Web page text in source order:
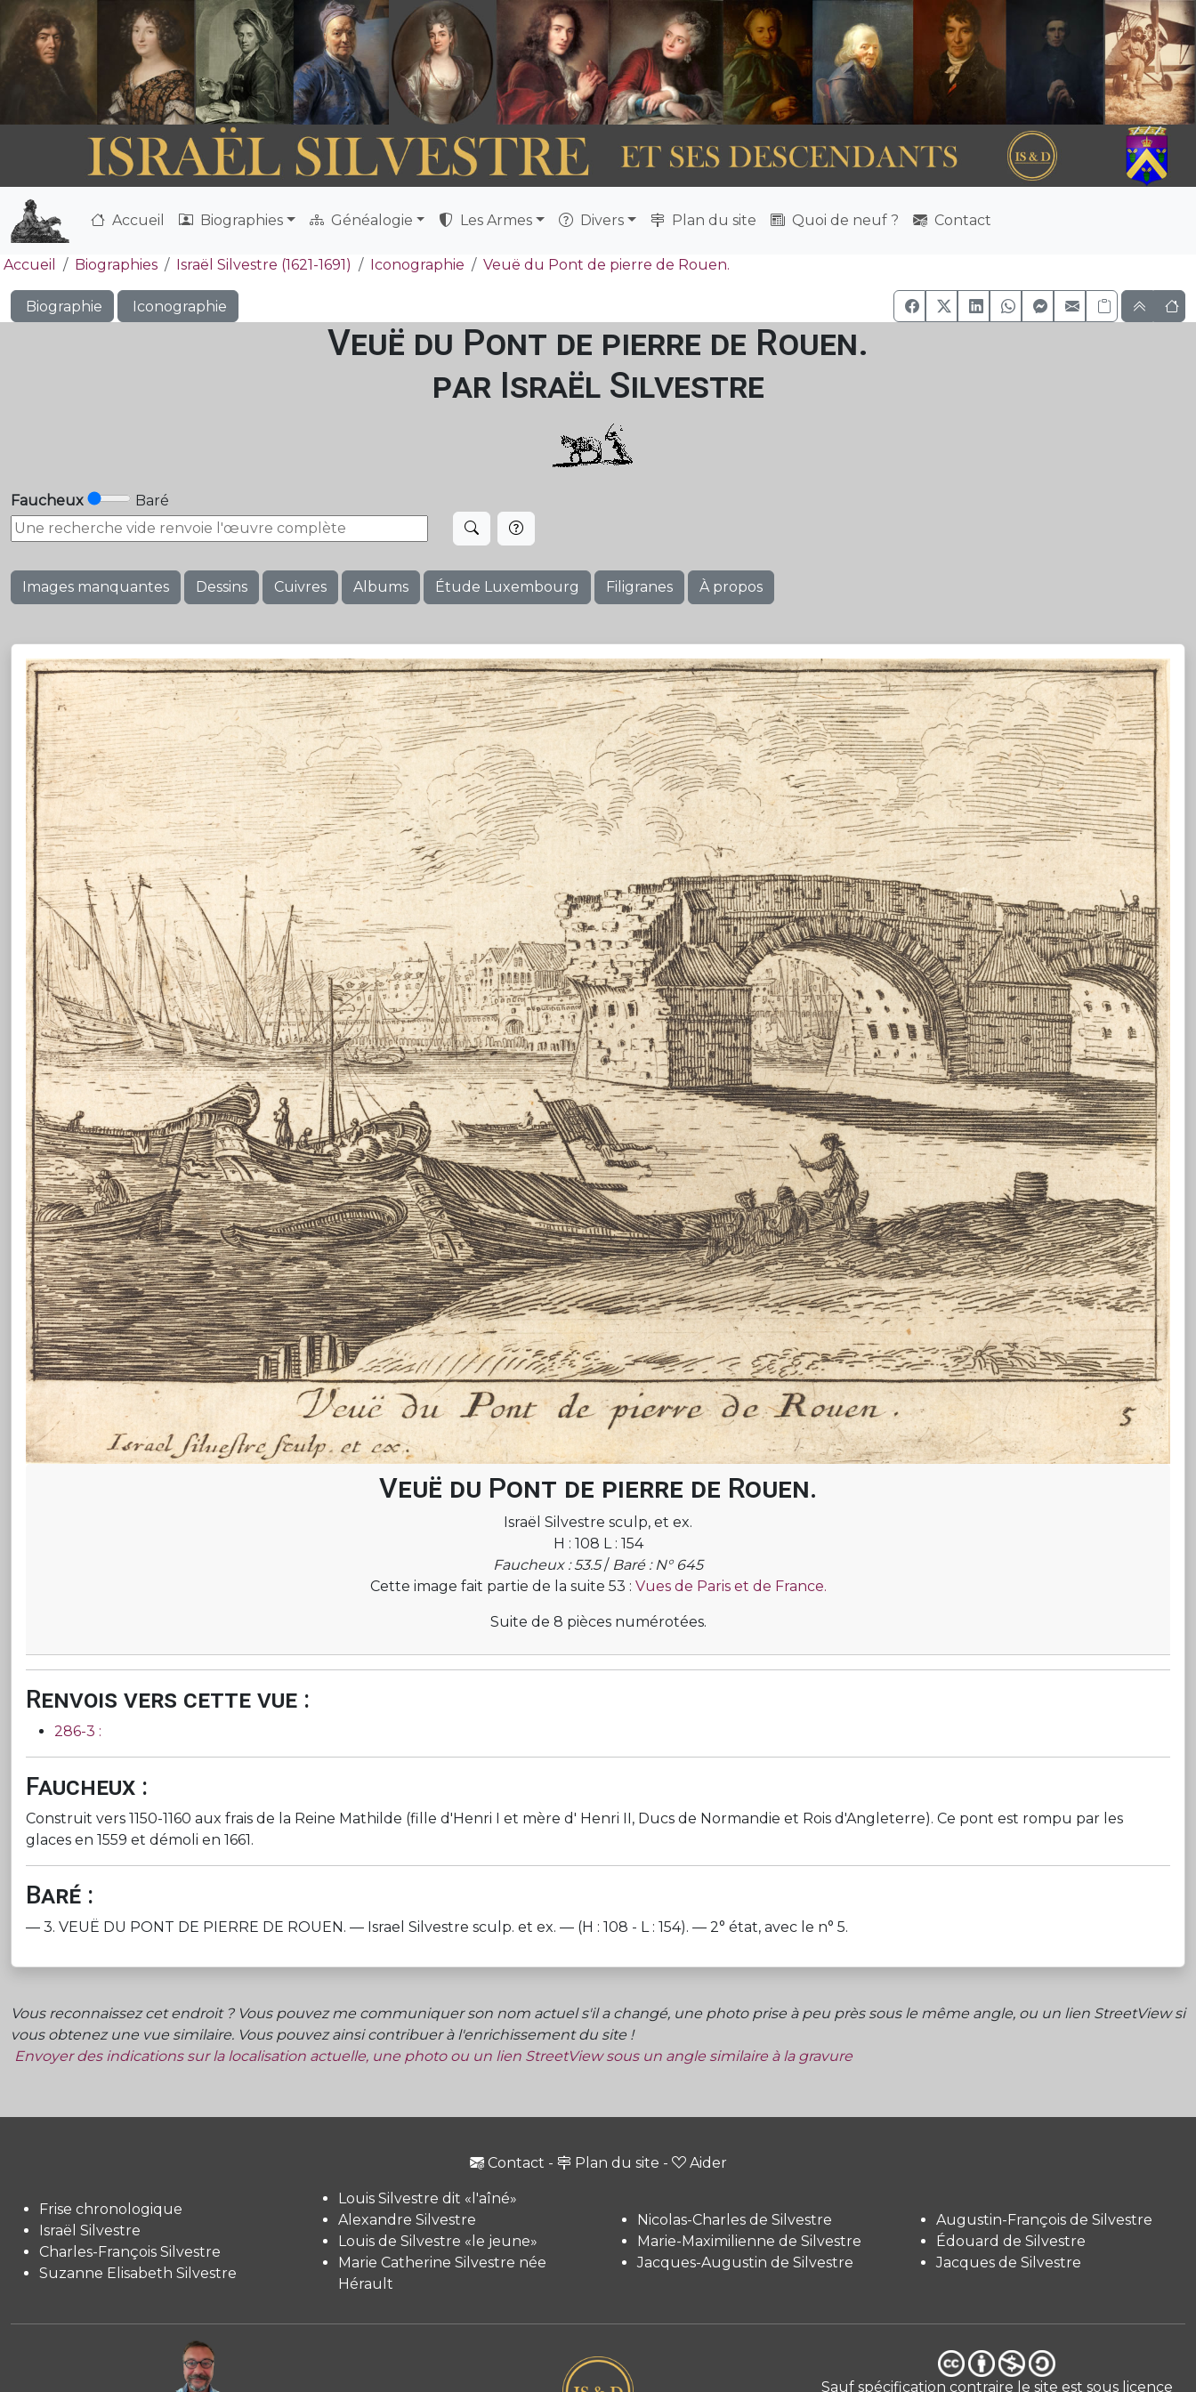
Accueil Biographies Généalogie Les Armes Divers Plan du site Quoi de neuf ? Contact
Accueil Biographies Israël Silvestre (1621-1691) Iconographie Veuë du Pont de pierre de Rouen.
Biographie Iconographie
Veuë du Pont de pierre de Rouen.
par Israël Silvestre
Faucheux Baré
Images manquantes Dessins Cuivres Albums Étude Luxembourg Filigranes À propos
Veuë du Pont de pierre de Rouen.
Israël Silvestre sculp, et ex.
H : 108 L : 154
Faucheux : 53.5/ Baré : N° 645
Cette image fait partie de la suite 53 : Vues de Paris et de France.
Suite de 8 pièces numérotées.
Renvois vers cette vue :
286-3 :
Faucheux :
Construit vers 1150-1160 aux frais de la Reine Mathilde (fille d'Henri I et mère d' Henri II, Ducs de Normandie et Rois d'Angleterre). Ce pont est rompu par les
glaces en 1559 et démoli en 1661.
Baré :
— 3. VEUË DU PONT DE PIERRE DE ROUEN. — Israel Silvestre sculp. et ex. — (H : 108 - L : 154). — 2° état, avec le n° 5.
Vous reconnaissez cet endroit ? Vous pouvez me communiquer son nom actuel s'il a changé, une photo prise à peu près sous le même angle, ou un lien StreetView si
vous obtenez une vue similaire. Vous pouvez ainsi contribuer à l'enrichissement du site !
Envoyer des indications sur la localisation actuelle, une photo ou un lien StreetView sous un angle similaire à la gravure
Contact - Plan du site - Aider
Frise chronologique
Israël Silvestre
Charles-François Silvestre
Suzanne Elisabeth Silvestre
Louis Silvestre dit «l'aîné»
Alexandre Silvestre
Louis de Silvestre «le jeune»
Marie Catherine Silvestre née
Hérault
Nicolas-Charles de Silvestre
Marie-Maximilienne de Silvestre
Jacques-Augustin de Silvestre
Augustin-François de Silvestre
Édouard de Silvestre
Jacques de Silvestre
Sauf spécification contraire le site est sous licence